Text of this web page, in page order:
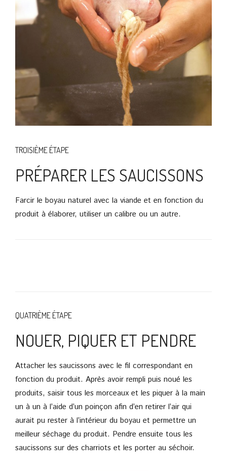
TROISIÈME ÉTAPE
PRÉPARER LES SAUCISSONS
Farcir le boyau naturel avec la viande et en fonction du
produit à élaborer, utiliser un calibre ou un autre.
QUATRIÈME ÉTAPE
NOUER, PIQUER ET PENDRE
Attacher les saucissons avec le fil correspondant en
fonction du produit. Après avoir rempli puis noué les
produits, saisir tous les morceaux et les piquer à la main
un à un à l’aide d’un poinçon afin d’en retirer l’air qui
aurait pu rester à l’intérieur du boyau et permettre un
meilleur séchage du produit. Pendre ensuite tous les
saucissons sur des charriots et les porter au séchoir.